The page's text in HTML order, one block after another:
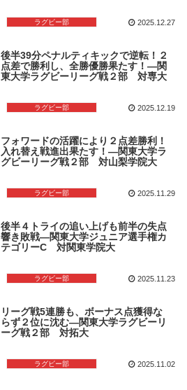
ラグビー部 2025.12.27
ラグビー部
後半39分ペナルティキックで逆転！２
点差で勝利し、全勝優勝果たす！―関
東大学ラグビーリーグ戦２部 対専大
2025.12.19
ラグビー部
フォワードの活躍により２点差勝利！
入れ替え戦進出果たす！―関東大学ラ
グビーリーグ戦２部 対山梨学院大
2025.11.29
ラグビー部
後半４トライの追い上げも前半の失点
響き敗戦―関東大学ジュニア選手権カ
テゴリーC 対関東学院大
2025.11.23
ラグビー部
リーグ戦5連勝も、ボーナス点獲得な
らず２位に沈む―関東大学ラグビーリ
ーグ戦２部 対拓大
2025.11.02